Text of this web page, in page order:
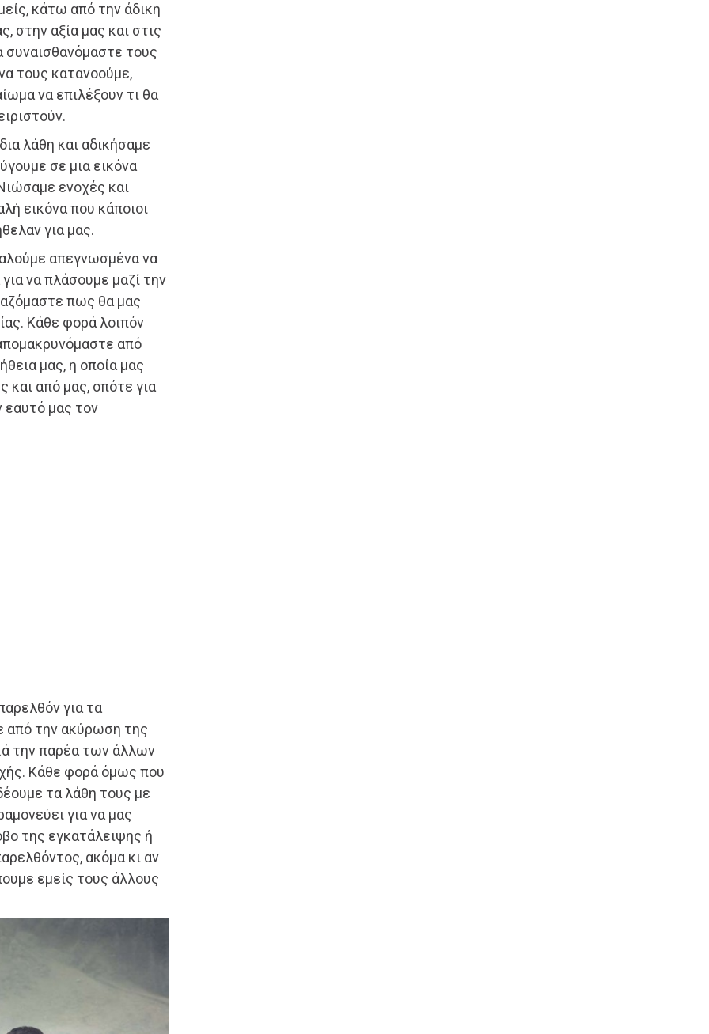
κάτω από την άδικη
στην αξία μας και στις
συναισθανόμαστε τους
τους κατανοούμε,
να επιλέξουν τι θα
λάθη και αδικήσαμε
σε μια εικόνα
ενοχές και
εικόνα που κάποιοι
για μας.
απεγνωσμένα να
να πλάσουμε μαζί την
πως θα μας
Κάθε φορά λοιπόν
από
μας, η οποία μας
και από μας, οπότε για
εαυτό μας τον
για τα
από την ακύρωση της
την παρέα των άλλων
Κάθε φορά όμως που
τα λάθη τους με
για να μας
της εγκατάλειψης ή
ακόμα κι αν
εμείς τους άλλους